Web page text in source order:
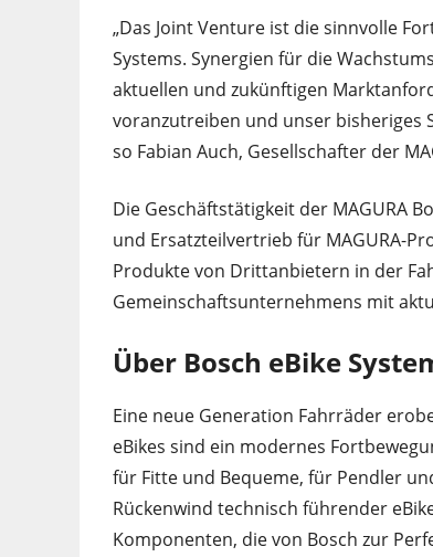
„Das Joint Venture ist die sinnvolle
Systems. Synergien für die
aktuellen und zukünftigen
voranzutreiben und unser bisheriges
so Fabian Auch, Gesellschafter der
Die Geschäftstätigkeit der MAGURA
und Ersatzteilvertrieb für MAGURA-
Produkte von Drittanbietern in der
Gemeinschaftsunternehmens mit
Über Bosch eBike
Eine neue Generation Fahrräder
eBikes sind ein modernes
für Fitte und Bequeme, für Pendler
Rückenwind technisch führender
Komponenten, die von Bosch zur